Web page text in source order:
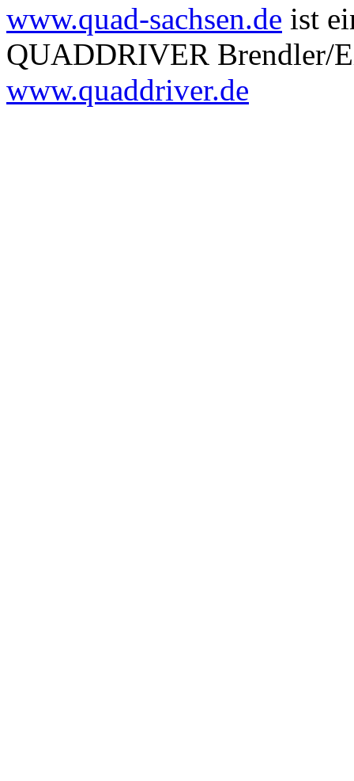
www.quad-sachsen.de ist
QUADDRIVER Brendler/
www.quaddriver.de